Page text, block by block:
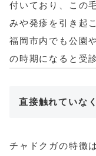
付いており、この
みや発疹を引き起
福岡市内でも公園
の時期になると受
直接触れていな
チャドクガの特徴